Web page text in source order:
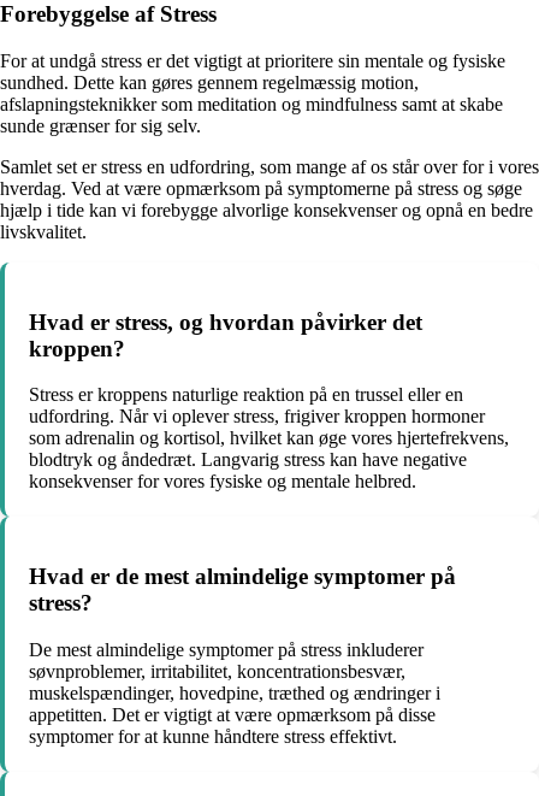
Forebyggelse af Stress
For at undgå stress er det vigtigt at prioritere sin mentale og fysiske
sundhed. Dette kan gøres gennem regelmæssig motion,
afslapningsteknikker som meditation og mindfulness samt at skabe
sunde grænser for sig selv.
Samlet set er stress en udfordring, som mange af os står over for i vores
hverdag. Ved at være opmærksom på symptomerne på stress og søge
hjælp i tide kan vi forebygge alvorlige konsekvenser og opnå en bedre
livskvalitet.
Hvad er stress, og hvordan påvirker det
kroppen?
Stress er kroppens naturlige reaktion på en trussel eller en
udfordring. Når vi oplever stress, frigiver kroppen hormoner
som adrenalin og kortisol, hvilket kan øge vores hjertefrekvens,
blodtryk og åndedræt. Langvarig stress kan have negative
konsekvenser for vores fysiske og mentale helbred.
Hvad er de mest almindelige symptomer på
stress?
De mest almindelige symptomer på stress inkluderer
søvnproblemer, irritabilitet, koncentrationsbesvær,
muskelspændinger, hovedpine, træthed og ændringer i
appetitten. Det er vigtigt at være opmærksom på disse
symptomer for at kunne håndtere stress effektivt.